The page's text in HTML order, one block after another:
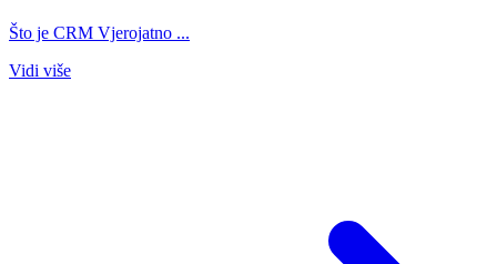
Što je CRM Vjerojatno ...
Vidi više